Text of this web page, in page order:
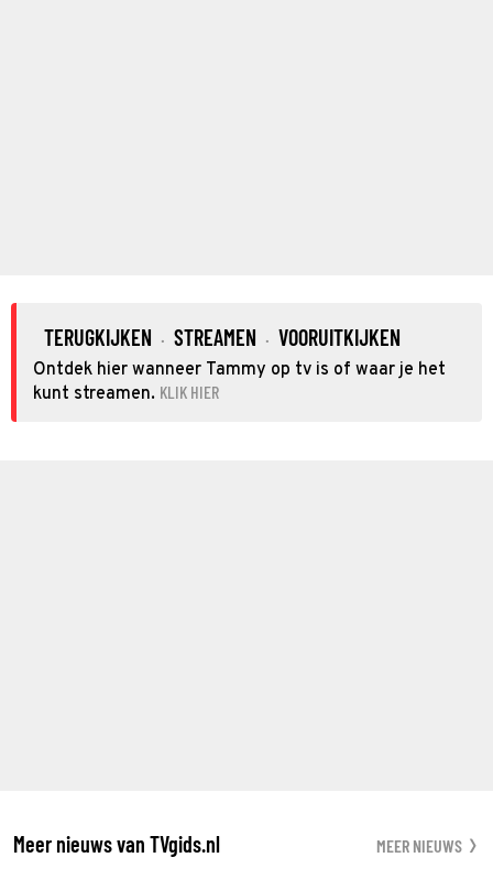
TERUGKIJKEN · STREAMEN · VOORUITKIJKEN
Ontdek hier wanneer Tammy op tv is of waar je het
kunt streamen. KLIK HIER
Meer nieuws van TVgids.nl MEER NIEUWS